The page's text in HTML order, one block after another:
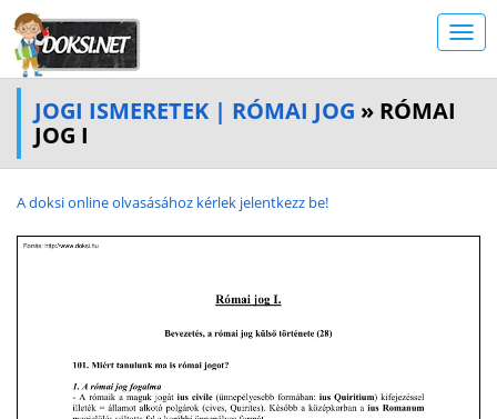
JOGI ISMERETEK | RÓMAI JOG » RÓMAI
JOG I
A doksi online olvasásához kérlek jelentkezz be!